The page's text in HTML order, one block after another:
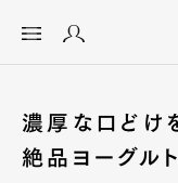
濃厚な口どけ
絶品ヨーグル